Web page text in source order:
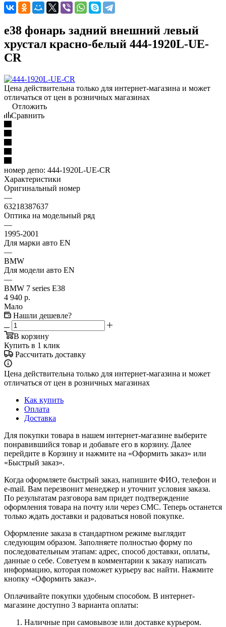
e38 фонарь задний внешний левый
хрустал красно-белый 444-1920L-UE-
CR
Цена действительна только для интернет-магазина и может
отличаться от цен в розничных магазинах
Отложить
Сравнить
номер депо: 444-1920L-UE-CR
Характеристики
Оригинальный номер
—
63218387637
Оптика на модельный ряд
—
1995-2001
Для марки авто EN
—
BMW
Для модели авто EN
—
BMW 7 series E38
4 940 р.
Мало
Нашли дешевле?
В корзину
Купить в 1 клик
Рассчитать доставку
Цена действительна только для интернет-магазина и может
отличаться от цен в розничных магазинах
Как купить
Оплата
Доставка
Для покупки товара в нашем интернет-магазине выберите
понравившийся товар и добавьте его в корзину. Далее
перейдите в Корзину и нажмите на «Оформить заказ» или
«Быстрый заказ».
Когда оформляете быстрый заказ, напишите ФИО, телефон и
e-mail. Вам перезвонит менеджер и уточнит условия заказа.
По результатам разговора вам придет подтверждение
оформления товара на почту или через СМС. Теперь останется
только ждать доставки и радоваться новой покупке.
Оформление заказа в стандартном режиме выглядит
следующим образом. Заполняете полностью форму по
последовательным этапам: адрес, способ доставки, оплаты,
данные о себе. Советуем в комментарии к заказу написать
информацию, которая поможет курьеру вас найти. Нажмите
кнопку «Оформить заказ».
Оплачивайте покупки удобным способом. В интернет-
магазине доступно 3 варианта оплаты:
Наличные при самовывозе или доставке курьером.